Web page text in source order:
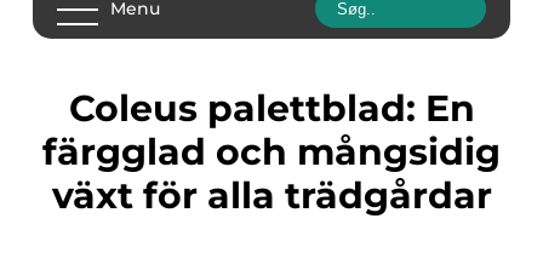
Menu
Coleus palettblad: En
färgglad och mångsidig
växt för alla trädgårdar